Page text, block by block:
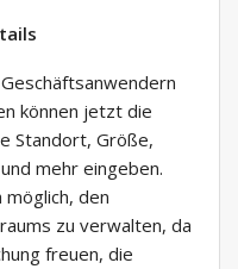
können jetzt die
Standort, Größe,
mehr eingeben.
den
zu verwalten, da
freuen, die